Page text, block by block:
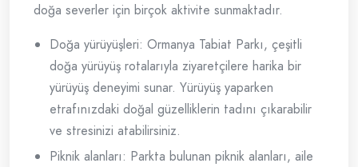
doğa severler için birçok aktivite sunmaktadır.
Doğa yürüyüşleri: Ormanya Tabiat Parkı, çeşitli
doğa yürüyüş rotalarıyla ziyaretçilere harika bir
yürüyüş deneyimi sunar. Yürüyüş yaparken
etrafınızdaki doğal güzelliklerin tadını çıkarabilir
ve stresinizi atabilirsiniz.
Piknik alanları: Parkta bulunan piknik alanları, aile